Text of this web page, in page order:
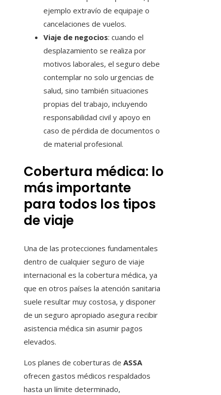
ejemplo extravío de equipaje o
cancelaciones de vuelos.
Viaje de negocios: cuando el
desplazamiento se realiza por
motivos laborales, el seguro debe
contemplar no solo urgencias de
salud, sino también situaciones
propias del trabajo, incluyendo
responsabilidad civil y apoyo en
caso de pérdida de documentos o
de material profesional.
Cobertura médica: lo
más importante
para todos los tipos
de viaje
Una de las protecciones fundamentales
dentro de cualquier seguro de viaje
internacional es la cobertura médica, ya
que en otros países la atención sanitaria
suele resultar muy costosa, y disponer
de un seguro apropiado asegura recibir
asistencia médica sin asumir pagos
elevados.
Los planes de coberturas de ASSA
ofrecen gastos médicos respaldados
hasta un límite determinado,